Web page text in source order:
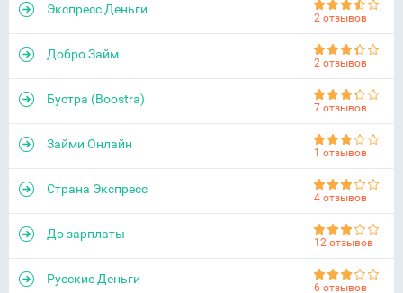
Экспресс Деньги
2 отзывов
Добро Займ
2 отзывов
Бустра (Boostra)
7 отзывов
Займи Онлайн
1 отзывов
Страна Экспресс
4 отзывов
До зарплаты
12 отзывов
Русские Деньги
6 отзывов